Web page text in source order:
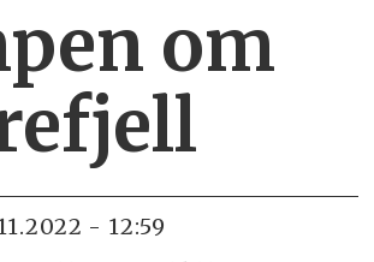
om
- 12:59